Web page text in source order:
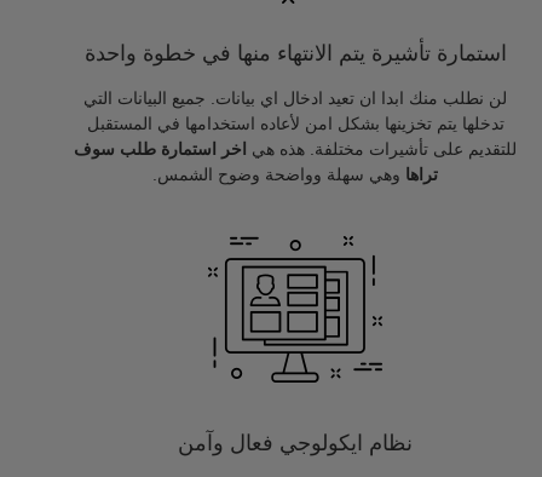
استمارة تأشيرة يتم الانتهاء منها في خطوة واحدة
لن نطلب منك ابدا ان تعيد ادخال اي بيانات. جميع البيانات التي
تدخلها يتم تخزينها بشكل امن لأعاده استخدامها في المستقبل
للتقديم على تأشيرات مختلفة. هذه هي
اخر استمارة طلب سوف
تراها وهي سهلة وواضحة وضوح الشمس.
نظام ايكولوجي فعال وآمن